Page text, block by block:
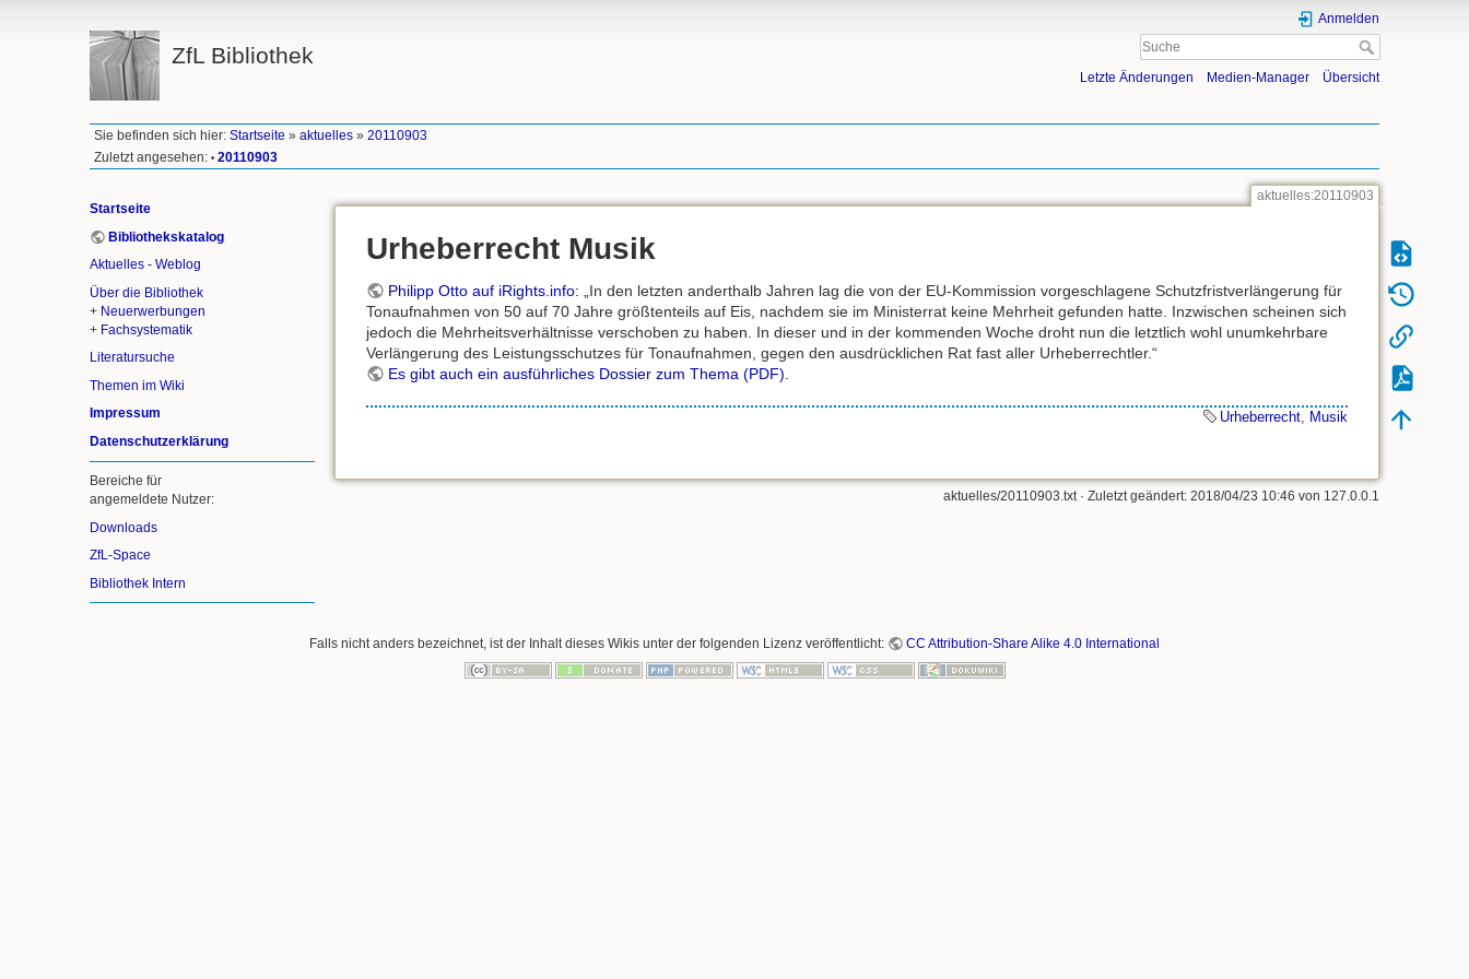
ZfL Bibliothek
Anmelden
Letzte Änderungen Medien-Manager Übersicht
Sie befinden sich hier:Startseite »aktuelles »20110903
Zuletzt angesehen: • 20110903
Startseite
Bibliothekskatalog
Aktuelles - Weblog
Über die Bibliothek
+ Neuerwerbungen
+ Fachsystematik
Literatursuche
Themen im Wiki
Impressum
Datenschutzerklärung
Bereiche für
angemeldete Nutzer:
Downloads
ZfL-Space
Bibliothek Intern
aktuelles:20110903
Urheberrecht Musik
Philipp Otto auf iRights.info: „In den letzten anderthalb Jahren lag die von der EU-Kommission vorgeschlagene Schutzfristverlängerung für
Tonaufnahmen von 50 auf 70 Jahre größtenteils auf Eis, nachdem sie im Ministerrat keine Mehrheit gefunden hatte. Inzwischen scheinen sich
jedoch die Mehrheitsverhältnisse verschoben zu haben. In dieser und in der kommenden Woche droht nun die letztlich wohl unumkehrbare
Verlängerung des Leistungsschutzes für Tonaufnahmen, gegen den ausdrücklichen Rat fast aller Urheberrechtler.“
Es gibt auch ein ausführliches Dossier zum Thema (PDF).
Urheberrecht, Musik
aktuelles/20110903.txt· Zuletzt geändert: 2018/04/23 10:46 von 127.0.0.1
Falls nicht anders bezeichnet, ist der Inhalt dieses Wikis unter der folgenden Lizenz veröffentlicht: CC Attribution-Share Alike 4.0 International